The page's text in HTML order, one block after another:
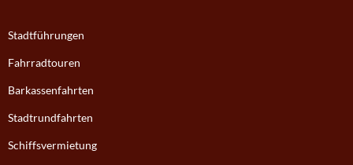
Stadtführungen
Fahrradtouren
Barkassenfahrten
Stadtrundfahrten
Schiffsvermietung